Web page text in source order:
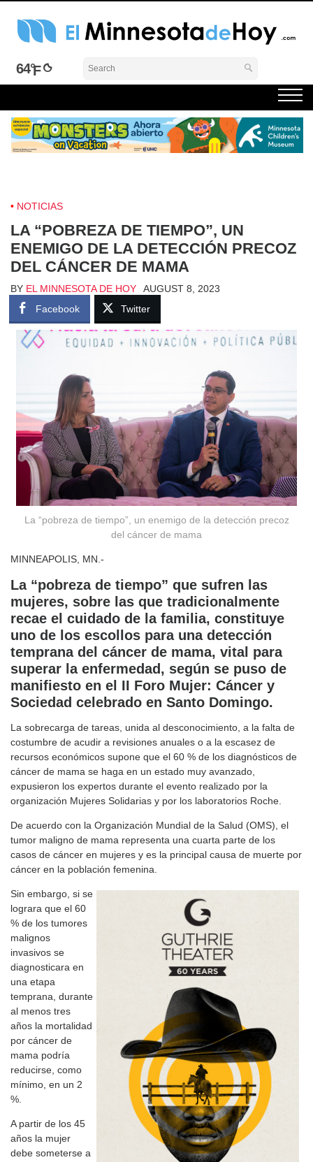
Skip
El Minnesota de Hoy Noticias
Latino Noticias Minnesota News
64°
NOTICIAS
LA “POBREZA DE TIEMPO”, UN
ENEMIGO DE LA DETECCIÓN PRECOZ
DEL CÁNCER DE MAMA
BY EL MINNESOTA DE HOY
AUGUST 8, 2023
Facebook
Twitter
La “pobreza de tiempo”, un enemigo de la detección precoz
del cáncer de mama
MINNEAPOLIS, MN.-
La “pobreza de tiempo” que sufren las
mujeres, sobre las que tradicionalmente
recae el cuidado de la familia, constituye
uno de los escollos para una detección
temprana del cáncer de mama, vital para
superar la enfermedad, según se puso de
manifiesto en el II Foro Mujer: Cáncer y
Sociedad celebrado en Santo Domingo.
La sobrecarga de tareas, unida al desconocimiento, a la falta de
costumbre de acudir a revisiones anuales o a la escasez de
recursos económicos supone que el 60 % de los diagnósticos de
cáncer de mama se haga en un estado muy avanzado,
expusieron los expertos durante el evento realizado por la
organización Mujeres Solidarias y por los laboratorios Roche.
De acuerdo con la Organización Mundial de la Salud (OMS), el
tumor maligno de mama representa una cuarta parte de los
casos de cáncer en mujeres y es la principal causa de muerte por
cáncer en la población femenina.
Sin embargo, si se
lograra que el 60
% de los tumores
malignos
invasivos se
diagnosticara en
una etapa
temprana, durante
al menos tres
años la mortalidad
por cáncer de
mama podría
reducirse, como
mínimo, en un 2
%.
A partir de los 45
años la mujer
debe someterse a